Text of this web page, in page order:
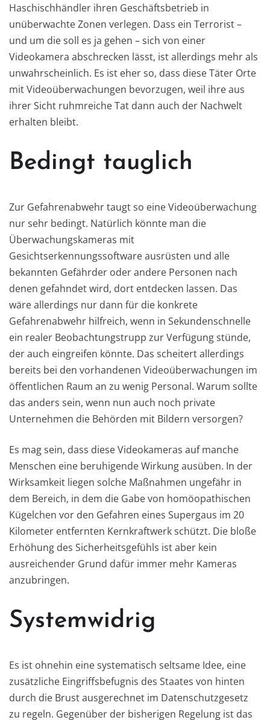
Haschischhändler ihren Geschäftsbetrieb in
unüberwachte Zonen verlegen. Dass ein Terrorist –
und um die soll es ja gehen – sich von einer
Videokamera abschrecken lässt, ist allerdings mehr als
unwahrscheinlich. Es ist eher so, dass diese Täter Orte
mit Videoüberwachungen bevorzugen, weil ihre aus
ihrer Sicht ruhmreiche Tat dann auch der Nachwelt
erhalten bleibt.
Bedingt tauglich
Zur Gefahrenabwehr taugt so eine Videoüberwachung
nur sehr bedingt. Natürlich könnte man die
Überwachungskameras mit
Gesichtserkennungssoftware ausrüsten und alle
bekannten Gefährder oder andere Personen nach
denen gefahndet wird, dort entdecken lassen. Das
wäre allerdings nur dann für die konkrete
Gefahrenabwehr hilfreich, wenn in Sekundenschnelle
ein realer Beobachtungstrupp zur Verfügung stünde,
der auch eingreifen könnte. Das scheitert allerdings
bereits bei den vorhandenen Videoüberwachungen im
öffentlichen Raum an zu wenig Personal. Warum sollte
das anders sein, wenn nun auch noch private
Unternehmen die Behörden mit Bildern versorgen?
Es mag sein, dass diese Videokameras auf manche
Menschen eine beruhigende Wirkung ausüben. In der
Wirksamkeit liegen solche Maßnahmen ungefähr in
dem Bereich, in dem die Gabe von homöopathischen
Kügelchen vor den Gefahren eines Supergaus im 20
Kilometer entfernten Kernkraftwerk schützt. Die bloße
Erhöhung des Sicherheitsgefühls ist aber kein
ausreichender Grund dafür immer mehr Kameras
anzubringen.
Systemwidrig
Es ist ohnehin eine systematisch seltsame Idee, eine
zusätzliche Eingriffsbefugnis des Staates von hinten
durch die Brust ausgerechnet im Datenschutzgesetz
zu regeln. Gegenüber der bisherigen Regelung ist das